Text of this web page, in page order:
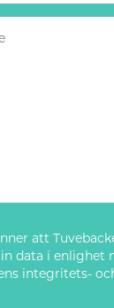
att
data i enlighet
integritets-